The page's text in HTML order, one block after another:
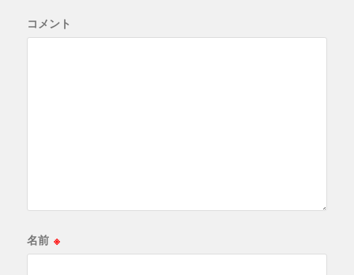
コメント
名前 ※